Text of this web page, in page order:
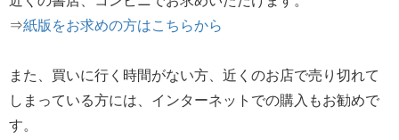
⇒紙版をお求めの方はこちらから
また、買いに行く時間がない方、近くのお店で売り切れて
しまっている方には、インターネットでの購入もお勧めで
す。